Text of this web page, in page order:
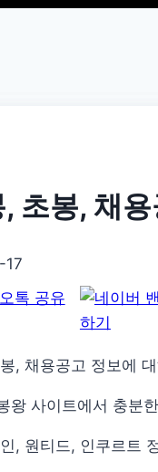
초봉, 채
, 채용공고 정보에
왕 사이트에서 충분
, 원티드, 인쿠르트